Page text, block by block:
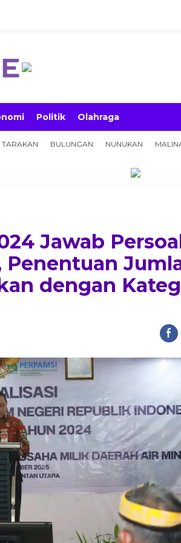
Politik Olahraga
TARAKAN BULUNGAN NUNUKAN
Jawab
Penentuan
dengan